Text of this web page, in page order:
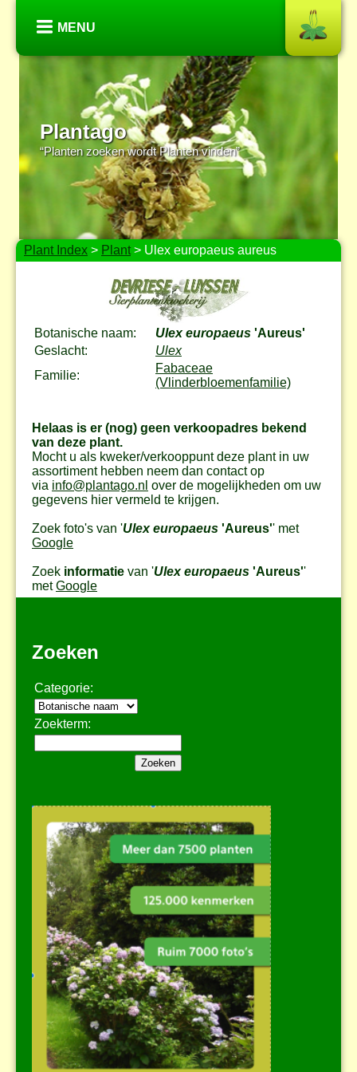
MENU
Plantago
“Planten zoeken wordt Planten vinden”
Plant Index > Plant> Ulex europaeus aureus
Botanische naam: Ulex europaeus 'Aureus'
Geslacht:
Ulex
Familie:
Fabaceae
(Vlinderbloemenfamilie)
Helaas is er (nog) geen verkoopadres bekend
van deze plant.
Mocht u als kweker/verkooppunt deze plant in uw
assortiment hebben neem dan contact op
via info@plantago.nl over de mogelijkheden om uw
gegevens hier vermeld te krijgen.
Zoek foto's van 'Ulex europaeus 'Aureus'' met
Google
Zoek informatie van 'Ulex europaeus 'Aureus''
metGoogle
Zoeken
Categorie:
Zoekterm: